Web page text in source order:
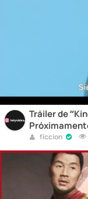
Tráiler de
ficcion